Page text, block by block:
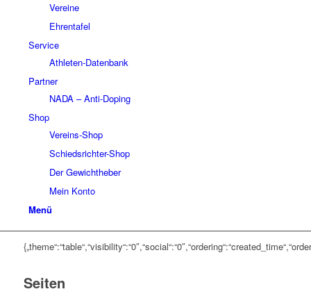
Vereine
Ehrentafel
Service
Athleten-Datenbank
Partner
NADA – Anti-Doping
Shop
Vereins-Shop
Schiedsrichter-Shop
Der Gewichtheber
Mein Konto
Menü
Seiten